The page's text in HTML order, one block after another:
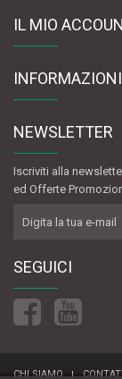
IL MIO
INFORMAZIONI
NEWSLETTER
Iscriviti alla
ed Offerte
SEGUICI
CHI SIAMO